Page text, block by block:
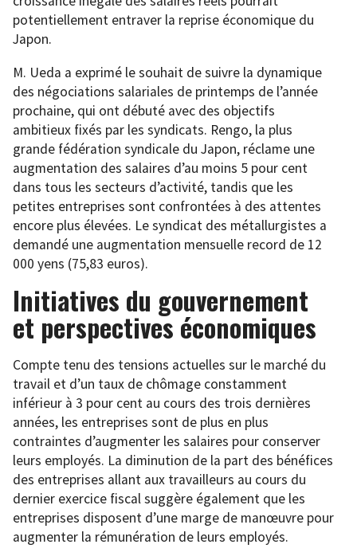
potentiellement entraver la reprise économique du
Japon.
M. Ueda a exprimé le souhait de suivre la dynamique
des négociations salariales de printemps de l’année
prochaine, qui ont débuté avec des objectifs
ambitieux fixés par les syndicats. Rengo, la plus
grande fédération syndicale du Japon, réclame une
augmentation des salaires d’au moins 5 pour cent
dans tous les secteurs d’activité, tandis que les
petites entreprises sont confrontées à des attentes
encore plus élevées. Le syndicat des métallurgistes a
demandé une augmentation mensuelle record de 12
000 yens (75,83 euros).
Initiatives du gouvernement
et perspectives économiques
Compte tenu des tensions actuelles sur le marché du
travail et d’un taux de chômage constamment
inférieur à 3 pour cent au cours des trois dernières
années, les entreprises sont de plus en plus
contraintes d’augmenter les salaires pour conserver
leurs employés. La diminution de la part des bénéfices
des entreprises allant aux travailleurs au cours du
dernier exercice fiscal suggère également que les
entreprises disposent d’une marge de manœuvre pour
augmenter la rémunération de leurs employés.